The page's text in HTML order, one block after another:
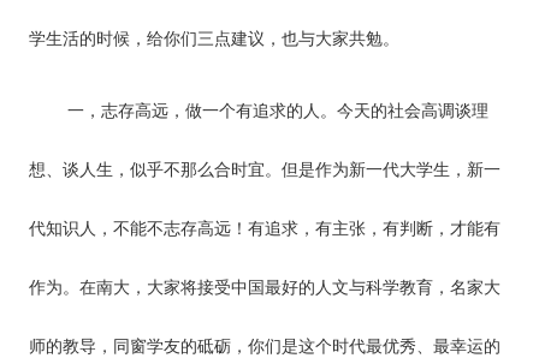
学生活的时候，给你们三点建议，也与大家共勉。
一，志存高远，做一个有追求的人。今天的社会高调谈理
想、谈人生，似乎不那么合时宜。但是作为新一代大学生，新一
代知识人，不能不志存高远！有追求，有主张，有判断，才能有
作为。在南大，大家将接受中国最好的人文与科学教育，名家大
师的教导，同窗学友的砥砺，你们是这个时代最优秀、最幸运的